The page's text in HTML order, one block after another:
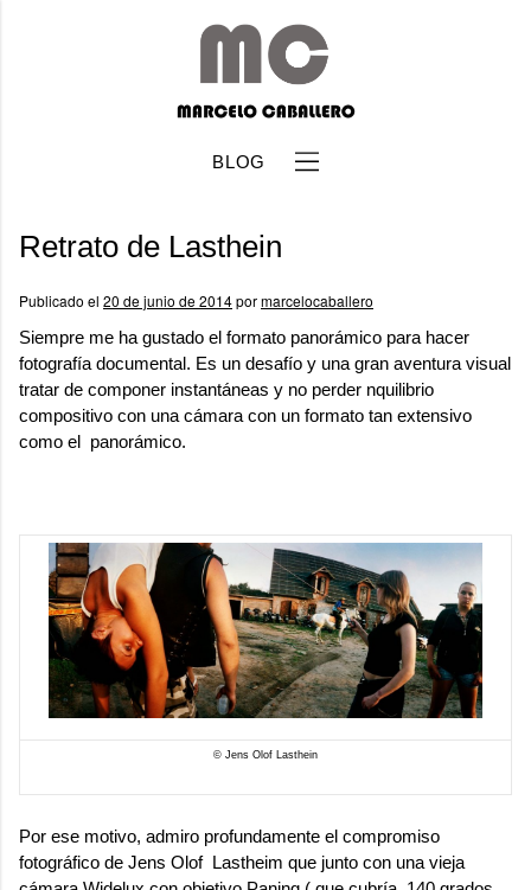
BLOG
Retrato de Lasthein
Publicado el 20 de junio de 2014pormarcelocaballero
Siempre me ha gustado el formato panorámico para hacer
fotografía documental. Es un desafío y una gran aventura visual
tratar de componer instantáneas y no perder nquilibrio
compositivo con una cámara con un formato tan extensivo
como el panorámico.
© Jens Olof Lasthein
Por ese motivo, admiro profundamente el compromiso
fotográfico de Jens Olof Lastheim que junto con una vieja